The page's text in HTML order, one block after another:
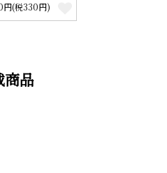
円(税330円)
品